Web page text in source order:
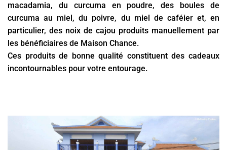
macadamia, du curcuma en poudre, des boules de
curcuma au miel, du poivre, du miel de caféier et, en
particulier, des noix de cajou produits manuellement par
les bénéficiaires de Maison Chance.
Ces produits de bonne qualité constituent des cadeaux
incontournables pour votre entourage.